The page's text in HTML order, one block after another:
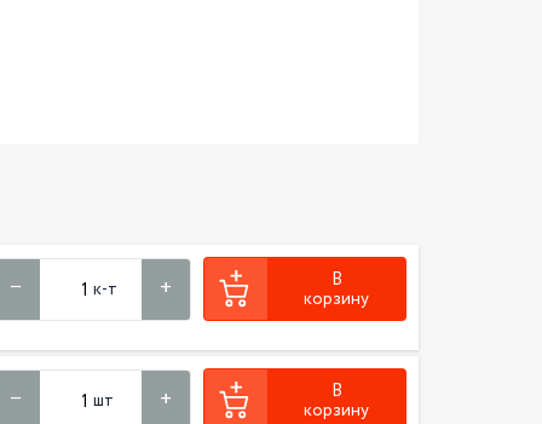
к-т
В
корзину
шт
В
корзину